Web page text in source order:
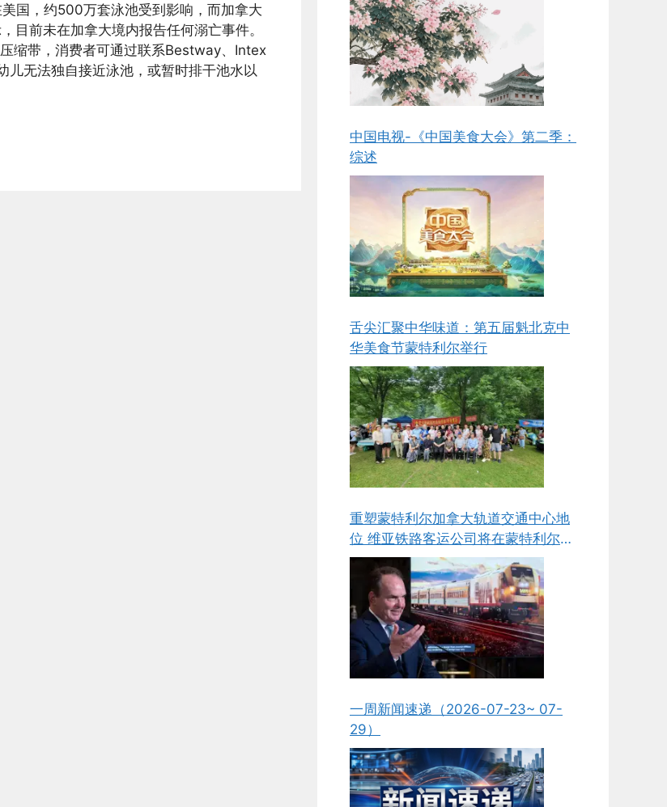
国，约500万套泳池受到影响，而加拿大
目前未在加拿大境内报告任何溺亡事件。
缩带，消费者可通过联系Bestway、Intex
无法独自接近泳池，或暂时排干池水以
中国电视-《中国美食大会》第二季：
综述
舌尖汇聚中华味道：第五届魁北克中
华美食节蒙特利尔举行
重塑蒙特利尔加拿大轨道交通中心地
位 维亚铁路客运公司将在蒙特利尔新
建组装与维护工厂
一周新闻速递（2026-07-23~ 07-
29）